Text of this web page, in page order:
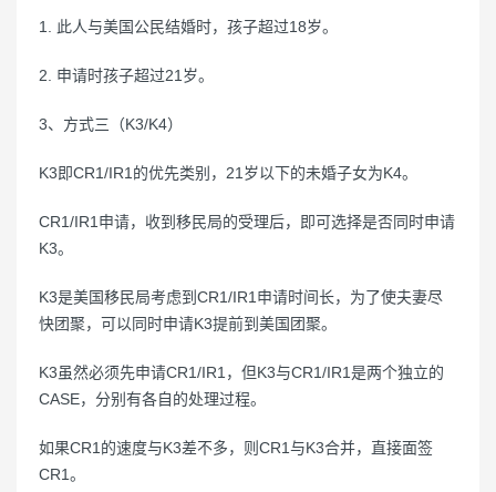
1. 此人与美国公民结婚时，孩子超过18岁。
2. 申请时孩子超过21岁。
3、方式三（K3/K4）
K3即CR1/IR1的优先类别，21岁以下的未婚子女为K4。
CR1/IR1申请，收到移民局的受理后，即可选择是否同时申请
K3。
K3是美国移民局考虑到CR1/IR1申请时间长，为了使夫妻尽
快团聚，可以同时申请K3提前到美国团聚。
K3虽然必须先申请CR1/IR1，但K3与CR1/IR1是两个独立的
CASE，分别有各自的处理过程。
如果CR1的速度与K3差不多，则CR1与K3合并，直接面签
CR1。